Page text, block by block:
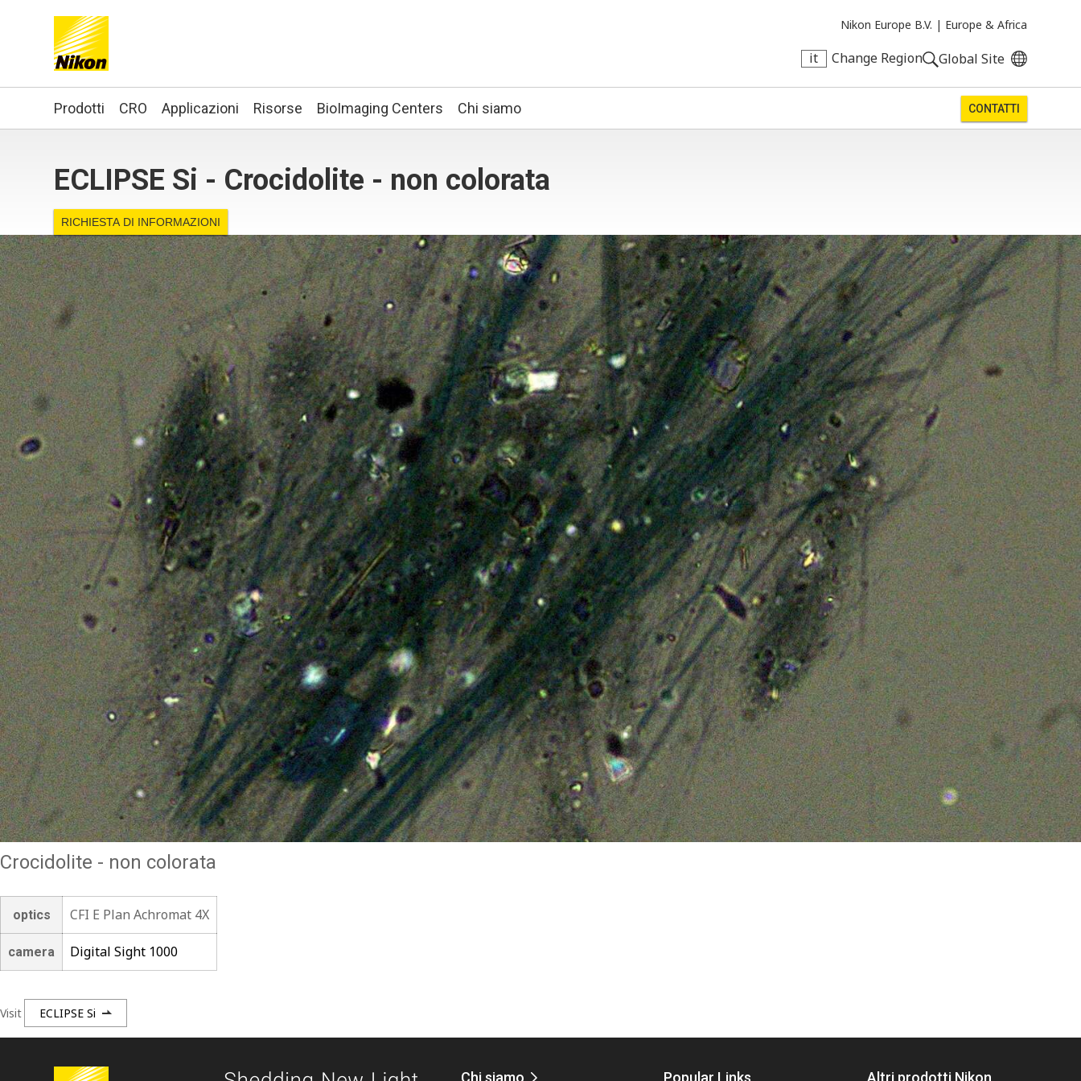
Nikon Europe B.V. | Europe & Africa
it Change Region Global Site
Search keyword(s)
Prodotti CRO Applicazioni Risorse BioImaging Centers Chi siamo CONTATTI
ECLIPSE Si - Crocidolite - non colorata
RICHIESTA DI INFORMAZIONI
Crocidolite - non colorata
optics CFI E Plan Achromat 4X
camera Digital Sight 1000
Visit ECLIPSE Si
Chi siamo Popular Links Altri prodotti Nikon